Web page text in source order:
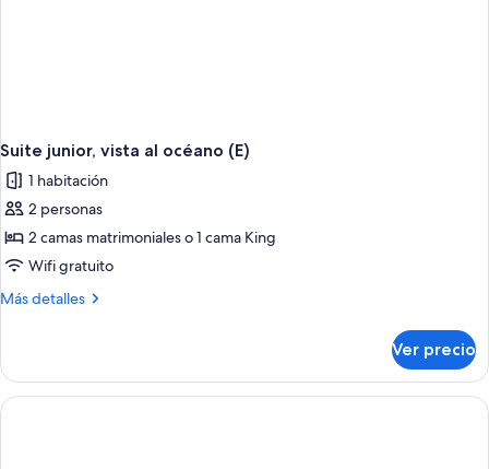
Suite junior, vista al océano (E)
1 habitación
2 personas
2 camas matrimoniales o 1 cama King
Wifi gratuito
Más detalles
Más
junior,
vista
al
Ver precio